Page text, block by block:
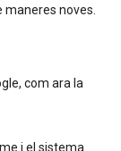
maneres noves.
com ara la
i el sistema